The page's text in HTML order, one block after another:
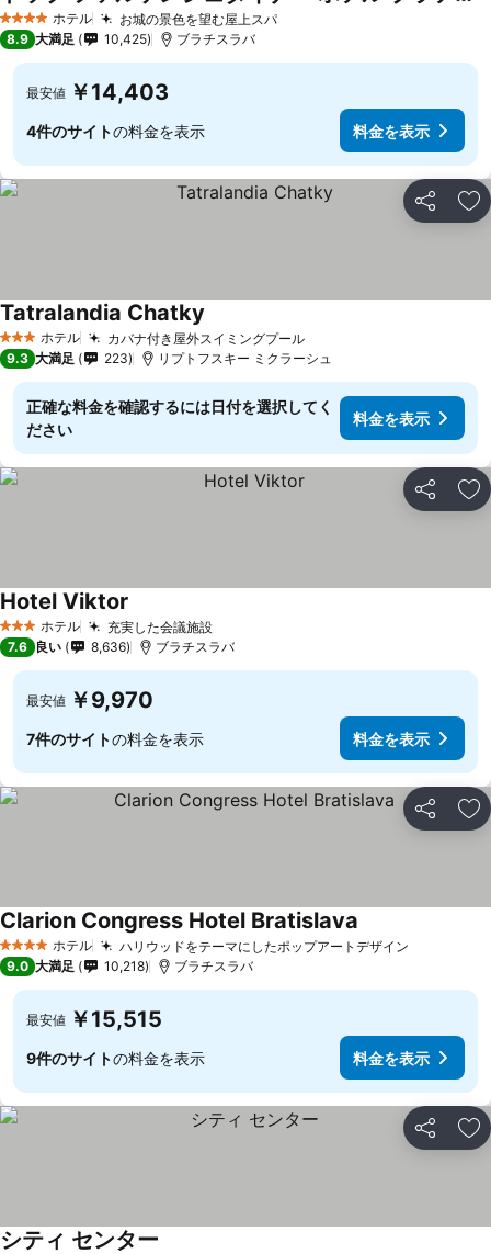
4 ホテルのランク
ホテル お城の景色を望む屋上スパ
8.9 大満足 10,425 ブラチスラバ
最安値 ￥14,403
4件のサイトの料金を表示 料金を表示
シェア お
3 ホテルのランク
ホテル カバナ付き屋外スイミングプール
Tatralandia Chatky
9.3 大満足 223 リプトフスキー ミクラーシュ
正確な料金を確認するには日付を選択してく
ださい
料金を表示
シェア お
3 ホテルのランク
ホテル 充実した会議施設
Hotel Viktor
7.6 良い 8,636 ブラチスラバ
最安値 ￥9,970
7件のサイトの料金を表示 料金を表示
シェア お
4 ホテルのランク
ホテル ハリウッドをテーマにしたポップアートデザイン
Clarion Congress Hotel Bratislava
9.0 大満足 10,218 ブラチスラバ
最安値 ￥15,515
9件のサイトの料金を表示 料金を表示
シェア お
シティ センター